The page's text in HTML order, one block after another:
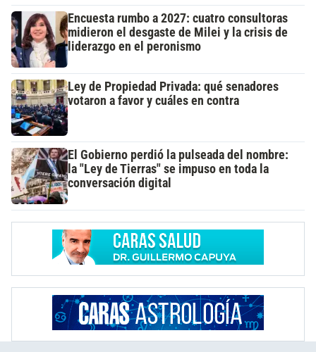
Encuesta rumbo a 2027: cuatro consultoras
midieron el desgaste de Milei y la crisis de
liderazgo en el peronismo
Ley de Propiedad Privada: qué senadores
votaron a favor y cuáles en contra
El Gobierno perdió la pulseada del nombre:
la "Ley de Tierras" se impuso en toda la
conversación digital